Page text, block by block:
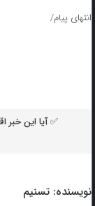
انتهای پیام/
✅ آیا این خبر
نویسنده: تسنیم